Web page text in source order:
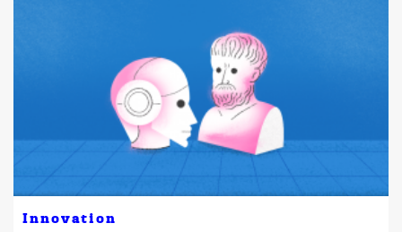
Innovation